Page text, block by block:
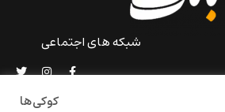
شبکه های اجتماعی
کوکی‌ها